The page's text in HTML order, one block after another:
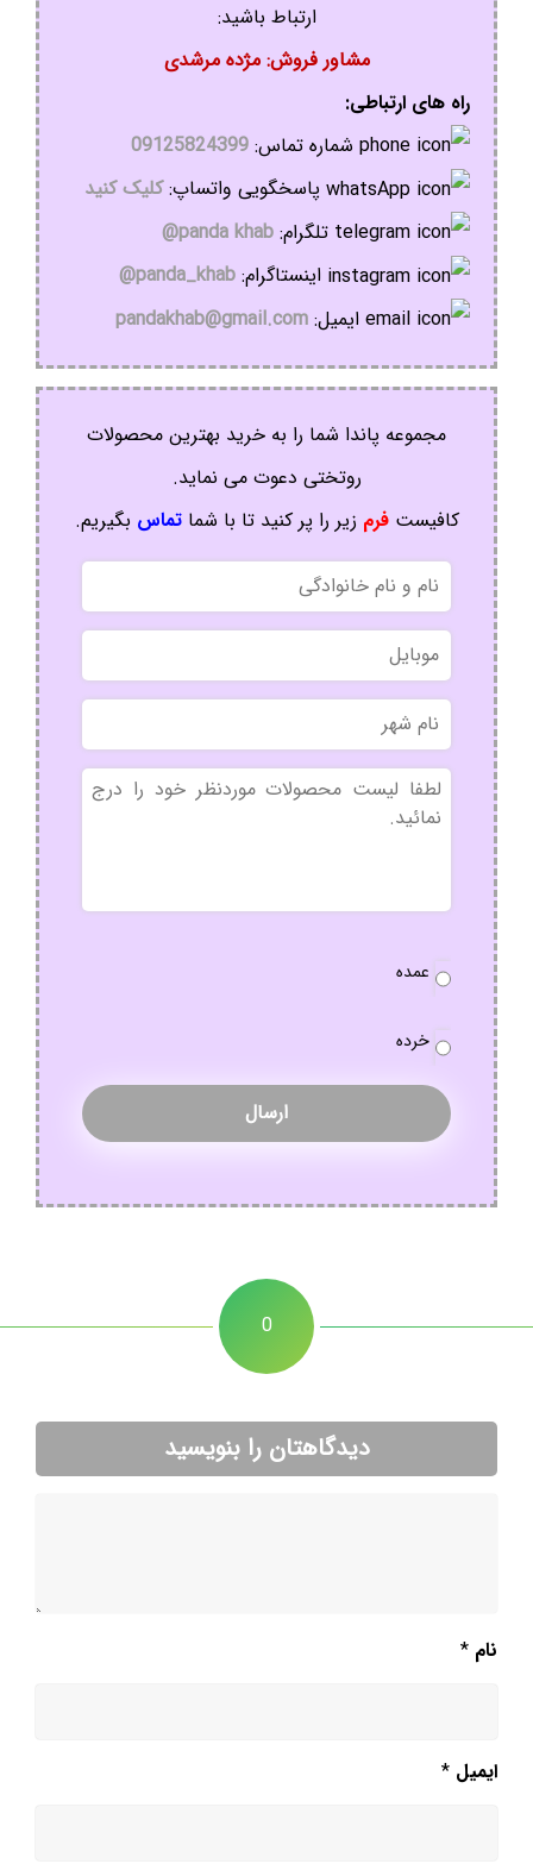
ارتباط باشید:
مشاور فروش: مژده مرشدی
راه های ارتباطی:
شماره تماس: 09125824399
پاسخگویی واتساپ:کلیک کنید
تلگرام: panda khab@
اینستاگرام: panda_khab@
ایمیل: pandakhab@gmail.com
مجموعه پاندا شما را به خرید بهترین محصولات
روتختی دعوت می نماید.
کافیستفرم زیر را پر کنید تا با شماتماس بگیریم.
نام
و
نام
خانوادگی
موبایل
نام
شهر
بدون
عنوان
سفارش
عمده
خرده
0
دیدگاهتان را بنویسید
نام *
ایمیل *